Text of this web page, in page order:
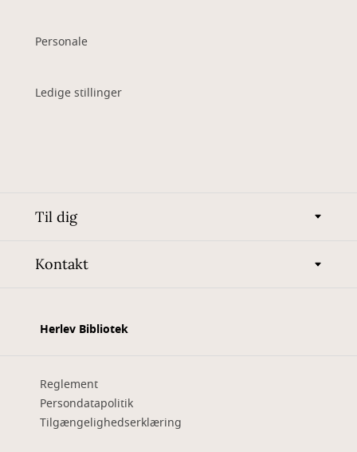
Personale
Ledige stillinger
Til dig
Kontakt
Herlev Bibliotek
Reglement
Persondatapolitik
Tilgængelighedserklæring